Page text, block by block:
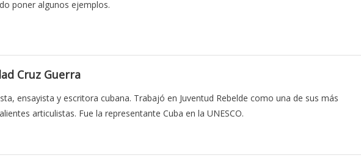
poner algunos ejemplos.
Cruz Guerra
ensayista y escritora cubana. Trabajó en Juventud Rebelde como una de sus más
articulistas. Fue la representante Cuba en la UNESCO.